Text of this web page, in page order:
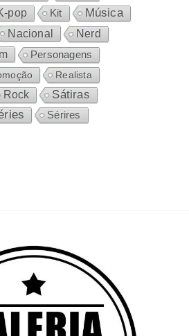
pop Kit Música
Nacional Nerd
Personagens
Realista
Rock Sátiras
Sérires